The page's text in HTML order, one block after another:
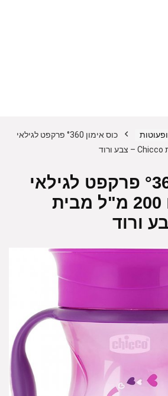
כוס אימון °360 פרקפט לגילאי
כוס אימון °360 פרקפט לגילאי
שנה+ בנפח 200 מ"ל מבית